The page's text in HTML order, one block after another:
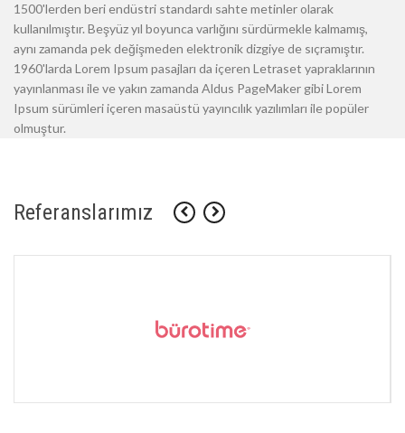
1500'lerden beri endüstri standardı sahte metinler olarak
kullanılmıştır. Beşyüz yıl boyunca varlığını sürdürmekle kalmamış,
aynı zamanda pek değişmeden elektronik dizgiye de sıçramıştır.
1960'larda Lorem Ipsum pasajları da içeren Letraset yapraklarının
yayınlanması ile ve yakın zamanda Aldus PageMaker gibi Lorem
Ipsum sürümleri içeren masaüstü yayıncılık yazılımları ile popüler
olmuştur.
Referanslarımız